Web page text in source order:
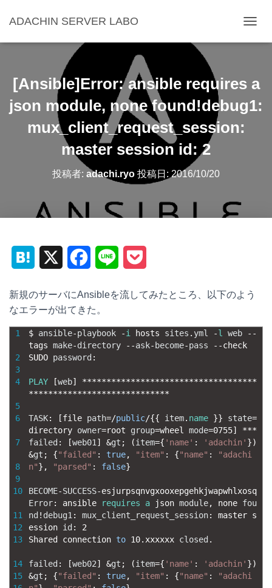
ADACHIN SERVER LABO
ビ
ョ
ン
を
[Ansible]Error: ansible requires a
json module, none found!debug1:
mux_client_request_session:
master session id: 2
投稿者: adachi.ryo 投稿日: 2016/10/20
e
n
e
b
o
k
e k
e
新規のサーバにAnsibleを流してみたところ、以下のよう
なエラーが出てきた。
1
2
3
4
5
6
7
8
9
10
11
12
13
14
15
$ ansible-playbook -i hosts sites . yml -l web
--
tags make-directory --ask- become-pass --check
SUDO password :
PLAY [web] ************************************
*****************************
TASK: [file path=/public/{{ item. name }} state=
directory owner=root group=wheel mode=0755] ***
failed : [web01 ] &gt ; (item={ 'name' : 'adachin' })
&gt ; {"failed" : true, "item" : {"name" :
"adachi
n"} , "parsed" : false}
BECOME-SUCCESS-esjurpsqnvgxooxepgehkjwapwhlxosq
Error: ansible requires a json module, none fou
nd ! debug1 : mux_client_request_session: master s
ession id :
2
Shared connection to 10.xxxxxx closed .
failed : [web02] &gt ; (item={ 'name' : 'adachin' })
&gt ; {"failed" : true, "item" : {"name" :
"adachi